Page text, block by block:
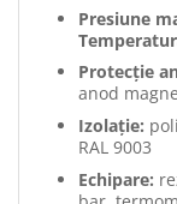
Presiune
Protecție
anod
Izolație:
RAL 9003
Echipare: